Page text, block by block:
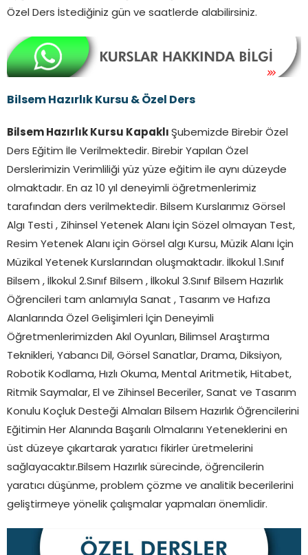
Özel Ders İstediğiniz gün ve saatlerde alabilirsiniz.
Bilsem Hazırlık Kursu & Özel Ders
Bilsem Hazırlık Kursu Kapaklı Şubemizde Birebir Özel
Ders Eğitim İle Verilmektedir. Birebir Yapılan Özel
Derslerimizin Verimliliği yüz yüze eğitim ile aynı düzeyde
olmaktadır. En az 10 yıl deneyimli öğretmenlerimiz
tarafından ders verilmektedir. Bilsem Kurslarımız Görsel
Algı Testi , Zihinsel Yetenek Alanı İçin Sözel olmayan Test,
Resim Yetenek Alanı için Görsel algı Kursu, Müzik Alanı İçin
Müzikal Yetenek Kurslarından oluşmaktadır. İlkokul 1.Sınıf
Bilsem , İlkokul 2.Sınıf Bilsem , İlkokul 3.Sınıf Bilsem Hazırlık
Öğrencileri tam anlamıyla Sanat , Tasarım ve Hafıza
Alanlarında Özel Gelişimleri İçin Deneyimli
Öğretmenlerimizden Akıl Oyunları, Bilimsel Araştırma
Teknikleri, Yabancı Dil, Görsel Sanatlar, Drama, Diksiyon,
Robotik Kodlama, Hızlı Okuma, Mental Aritmetik, Hitabet,
Ritmik Saymalar, El ve Zihinsel Beceriler, Sanat ve Tasarım
Konulu Koçluk Desteği Almaları Bilsem Hazırlık Öğrencilerini
Eğitimin Her Alanında Başarılı Olmalarını Yeteneklerini en
üst düzeye çıkartarak yaratıcı fikirler üretmelerini
sağlayacaktır.Bilsem Hazırlık sürecinde, öğrencilerin
yaratıcı düşünme, problem çözme ve analitik becerilerini
geliştirmeye yönelik çalışmalar yapmaları önemlidir.